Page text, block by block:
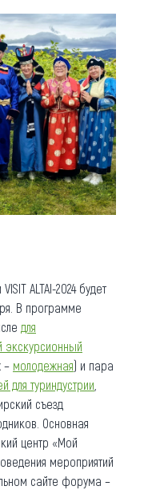
ALTAI-2024 будет
В программе
для
экскурсионный
– молодежная) и пара
для туриндустрии
съезд
Основная
центр «Мой
мероприятий
сайте форума –